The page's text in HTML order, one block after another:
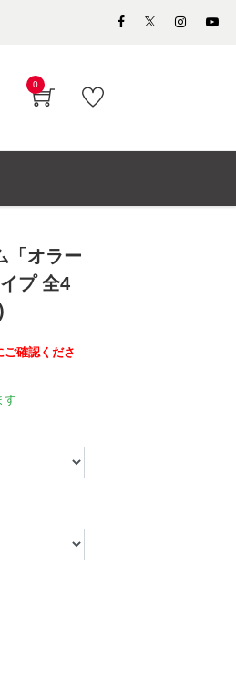
0
「オラー
プ 全4
確認くださ
す